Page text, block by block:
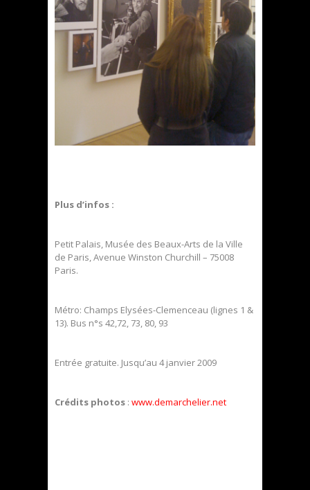
Plus d’infos :
Petit Palais, Musée des Beaux-Arts de la Ville
de Paris, Avenue Winston Churchill – 75008
Paris.
Métro: Champs Elysées-Clemenceau (lignes 1 &
13). Bus n°s 42,72, 73, 80, 93
Entrée gratuite. Jusqu’au 4 janvier 2009
Crédits photos : www.demarchelier.net